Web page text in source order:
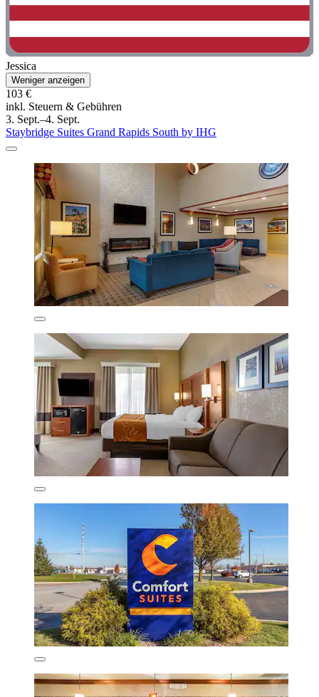
Jessica
Weniger anzeigen
103 €
inkl. Steuern & Gebühren
3. Sept.–4. Sept.
Staybridge Suites Grand Rapids South by IHG